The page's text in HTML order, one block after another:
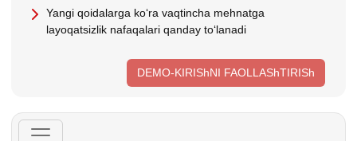
Yangi qoidalarga koʻra vaqtincha mehnatga
layoqatsizlik nafaqalari qanday toʻlanadi
DEMO-KIRIShNI FAOLLAShTIRISh